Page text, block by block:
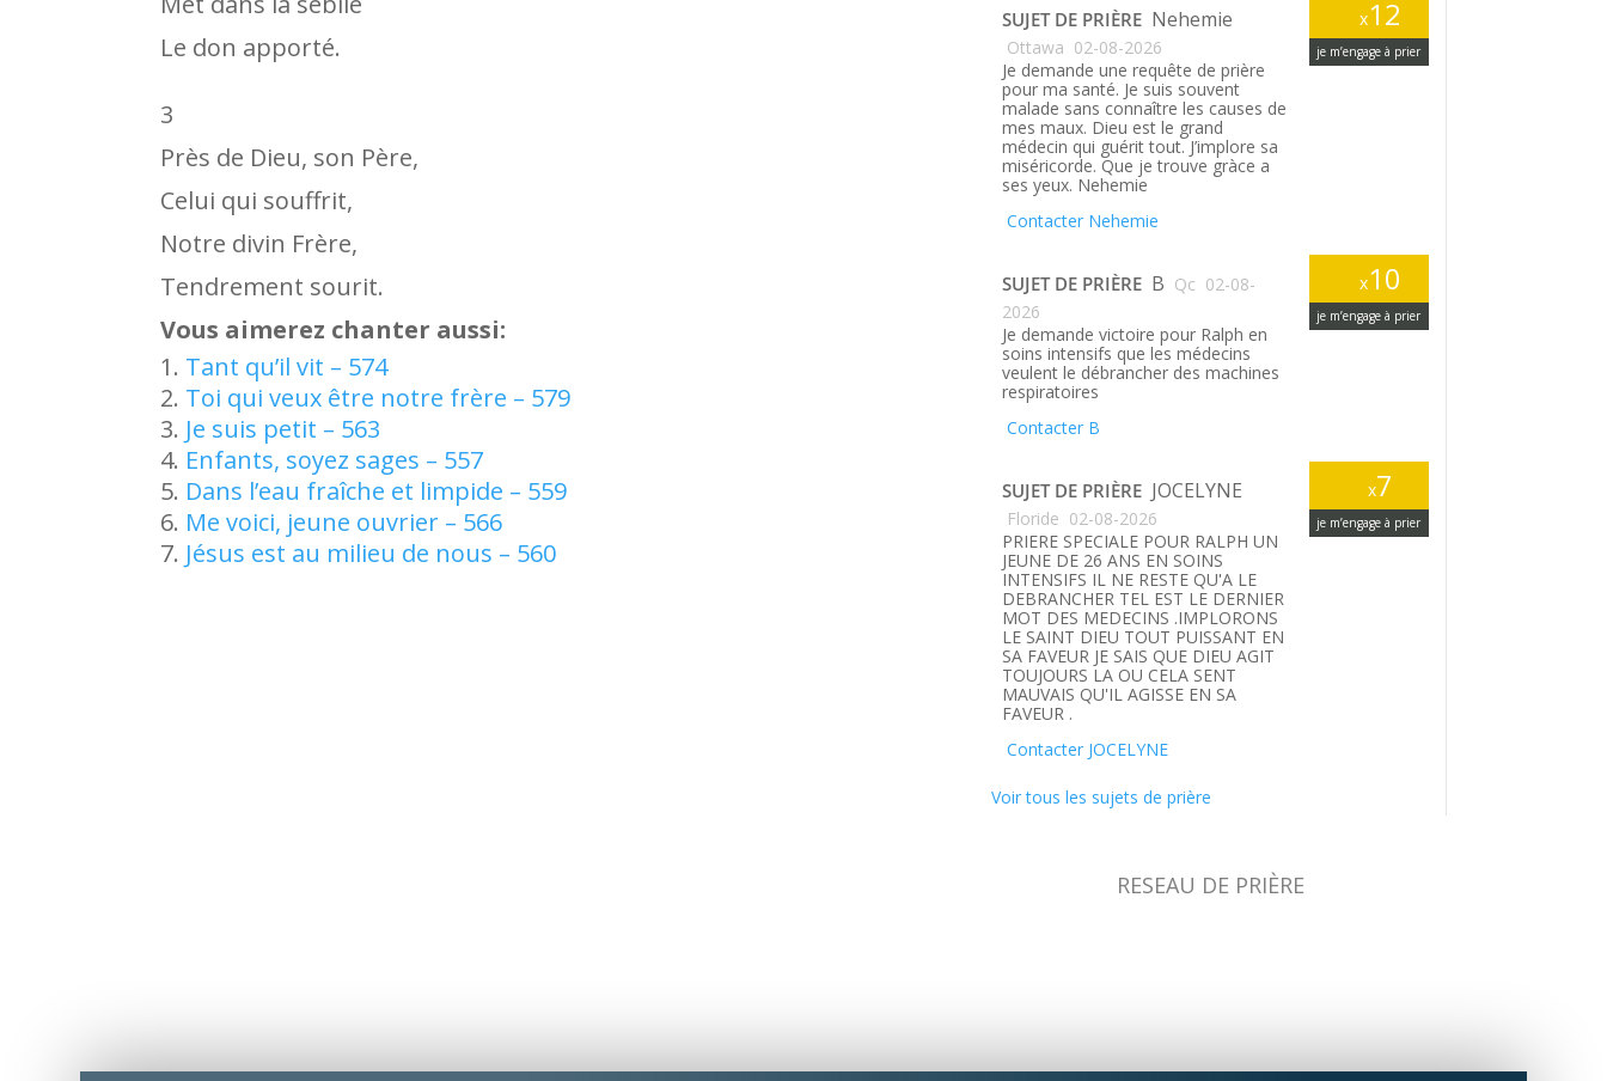
Le don apporté.
3
Près de Dieu, son Père,
Celui qui souffrit,
Notre divin Frère,
Tendrement sourit.
Vous aimerez chanter aussi:
Tant qu’il vit – 574
Toi qui veux être notre frère – 579
Je suis petit – 563
Enfants, soyez sages – 557
Dans l’eau fraîche et limpide – 559
Me voici, jeune ouvrier – 566
Jésus est au milieu de nous – 560
x12
je m’engage à prier
SUJET DE PRIÈRE Nehemie
Ottawa 02-08-2026
Je demande une requête de prière
pour ma santé. Je suis souvent
malade sans connaître les causes de
mes maux. Dieu est le grand
médecin qui guérit tout. J’implore sa
miséricorde. Que je trouve gràce a
ses yeux. Nehemie
Contacter Nehemie
x10
je m’engage à prier
SUJET DE PRIÈRE B Qc 02-08-
2026
Je demande victoire pour Ralph en
soins intensifs que les médecins
veulent le débrancher des machines
respiratoires
Contacter B
x7
je m’engage à prier
SUJET DE PRIÈRE JOCELYNE
Floride 02-08-2026
PRIERE SPECIALE POUR RALPH UN
JEUNE DE 26 ANS EN SOINS
INTENSIFS IL NE RESTE QU'A LE
DEBRANCHER TEL EST LE DERNIER
MOT DES MEDECINS .IMPLORONS
LE SAINT DIEU TOUT PUISSANT EN
SA FAVEUR JE SAIS QUE DIEU AGIT
TOUJOURS LA OU CELA SENT
MAUVAIS QU'IL AGISSE EN SA
FAVEUR .
Contacter JOCELYNE
Voir tous les sujets de prière
RESEAU DE PRIÈRE